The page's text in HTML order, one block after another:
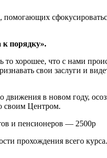
порядку».
хорошее, что с нами
свои заслуги и
движения в новом году,
своим Центром.
и пенсионеров — 2500р
прохождения всего курса.